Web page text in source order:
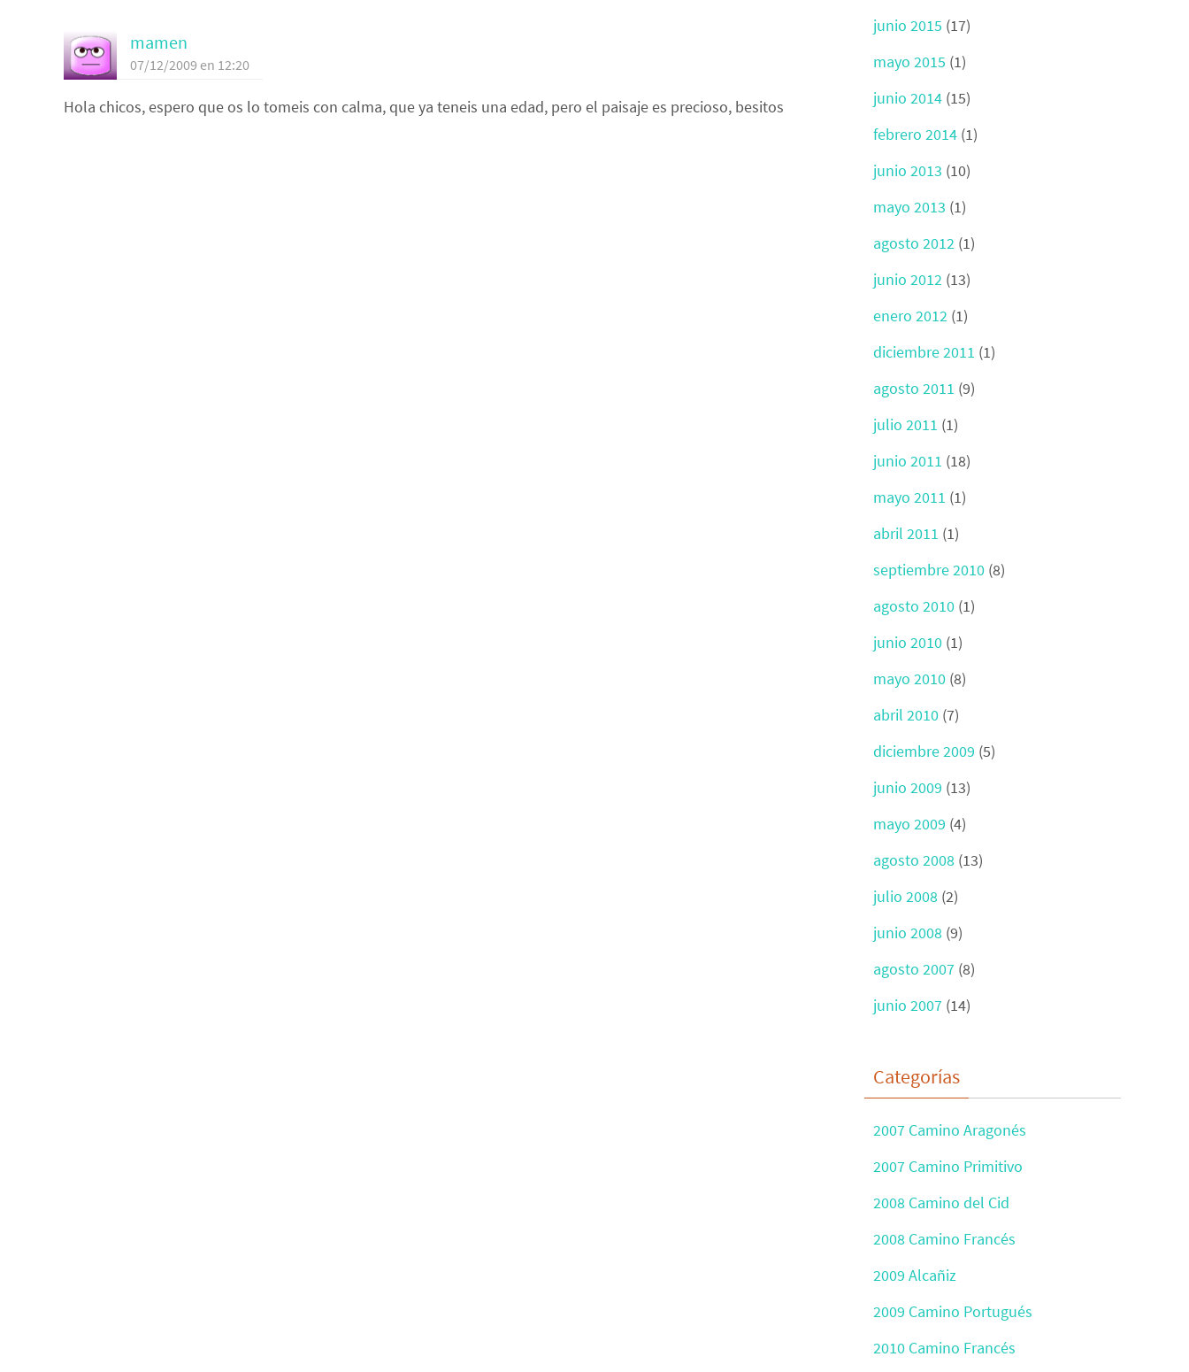
mamen
07/12/2009 en 12:20
Hola chicos, espero que os lo tomeis con calma, que ya teneis una edad, pero el paisaje es precioso, besitos
junio 2015 (17)
mayo 2015 (1)
junio 2014 (15)
febrero 2014 (1)
junio 2013 (10)
mayo 2013 (1)
agosto 2012 (1)
junio 2012 (13)
enero 2012 (1)
diciembre 2011 (1)
agosto 2011 (9)
julio 2011 (1)
junio 2011 (18)
mayo 2011 (1)
abril 2011 (1)
septiembre 2010 (8)
agosto 2010 (1)
junio 2010 (1)
mayo 2010 (8)
abril 2010 (7)
diciembre 2009 (5)
junio 2009 (13)
mayo 2009 (4)
agosto 2008 (13)
julio 2008 (2)
junio 2008 (9)
agosto 2007 (8)
junio 2007 (14)
Categorías
2007 Camino Aragonés
2007 Camino Primitivo
2008 Camino del Cid
2008 Camino Francés
2009 Alcañiz
2009 Camino Portugués
2010 Camino Francés